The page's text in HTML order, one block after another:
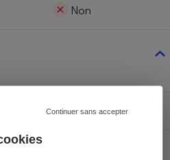
Continuer sans accepter
Non
3,5 kW